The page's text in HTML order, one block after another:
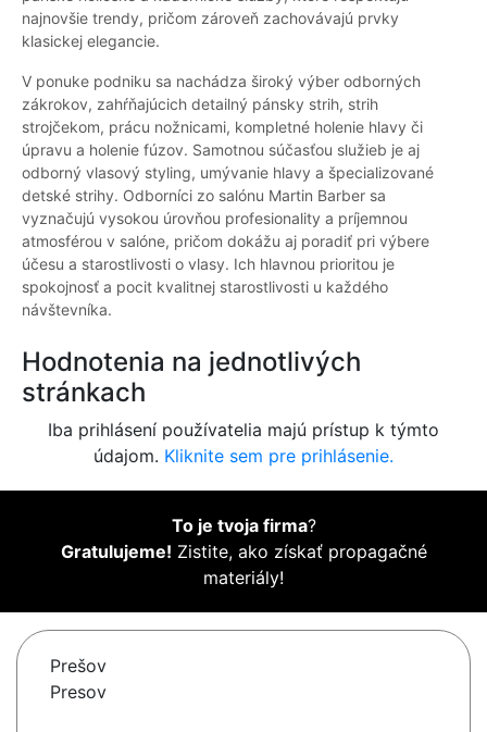
najnovšie trendy, pričom zároveň zachovávajú prvky
klasickej elegancie.
V ponuke podniku sa nachádza široký výber odborných
zákrokov, zahŕňajúcich detailný pánsky strih, strih
strojčekom, prácu nožnicami, kompletné holenie hlavy či
úpravu a holenie fúzov. Samotnou súčasťou služieb je aj
odborný vlasový styling, umývanie hlavy a špecializované
detské strihy. Odborníci zo salónu Martin Barber sa
vyznačujú vysokou úrovňou profesionality a príjemnou
atmosférou v salóne, pričom dokážu aj poradiť pri výbere
účesu a starostlivosti o vlasy. Ich hlavnou prioritou je
spokojnosť a pocit kvalitnej starostlivosti u každého
návštevníka.
Hodnotenia na jednotlivých
stránkach
Iba prihlásení používatelia majú prístup k týmto
údajom. Kliknite sem pre prihlásenie.
To je tvoja firma?
Gratulujeme! Zistite, ako získať propagačné
materiály!
Prešov
Presov